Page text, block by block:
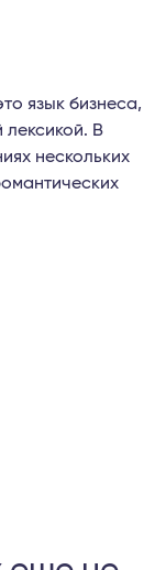
язык бизнеса,
лексикой. В
нескольких